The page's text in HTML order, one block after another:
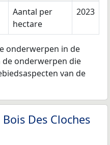
Aantal per
hectare
2023
onderwerpen in de
onderwerpen die
van de
Des Cloches